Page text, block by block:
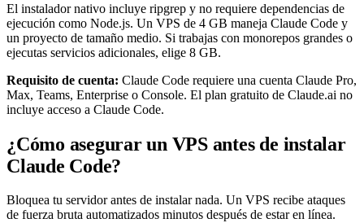
El instalador nativo incluye ripgrep y no requiere dependencias de
ejecución como Node.js. Un VPS de 4 GB maneja Claude Code y
un proyecto de tamaño medio. Si trabajas con monorepos grandes o
ejecutas servicios adicionales, elige 8 GB.
Requisito de cuenta: Claude Code requiere una cuenta Claude Pro,
Max, Teams, Enterprise o Console. El plan gratuito de Claude.ai no
incluye acceso a Claude Code.
¿Cómo asegurar un VPS antes de instalar
Claude Code?
Bloquea tu servidor antes de instalar nada. Un VPS recibe ataques
de fuerza bruta automatizados minutos después de estar en línea.